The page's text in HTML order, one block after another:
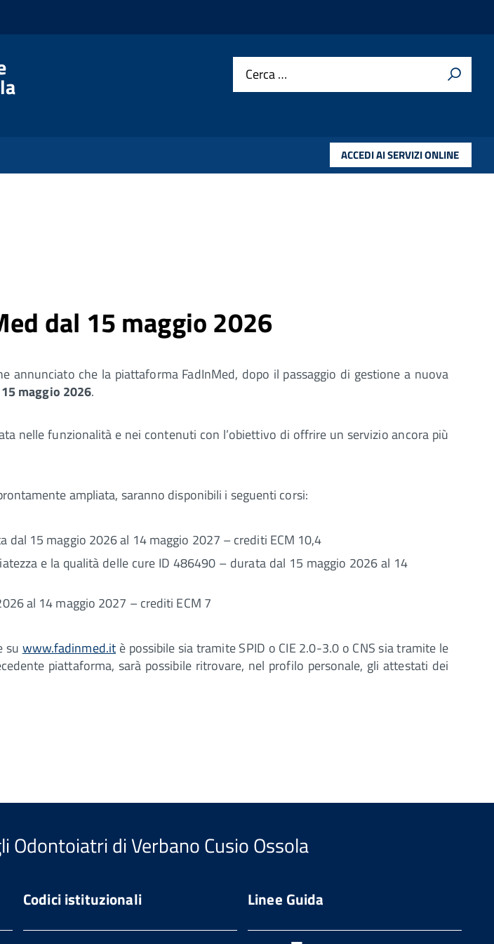
Cerca …
ACCEDI AI SERVIZI ONLINE
dal 15 maggio 2026
annunciato che la piattaforma FadInMed, dopo il passaggio di gestione a nuova
15 maggio 2026.
nelle funzionalità e nei contenuti con l’obiettivo di offrire un servizio ancora più
ampliata, saranno disponibili i seguenti corsi:
15 maggio 2026 al 14 maggio 2027 – crediti ECM 10,4
e la qualità delle cure ID 486490 – durata dal 15 maggio 2026 al 14
al 14 maggio 2027 – crediti ECM 7
su www.fadinmed.it è possibile sia tramite SPID o CIE 2.0-3.0 o CNS sia tramite le
piattaforma, sarà possibile ritrovare, nel profilo personale, gli attestati dei
Odontoiatri di Verbano Cusio Ossola
Codici istituzionali Linee Guida